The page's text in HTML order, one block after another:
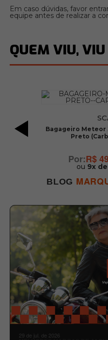
Em caso dúvidas, favor
equipe antes de realizar a
QUEM VIU,
Bagageiro Meteor
Preto
R$
ou 9x
BLOG
29 de jul. de 2026